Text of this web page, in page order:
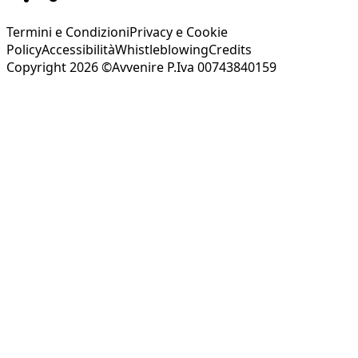
Termini e CondizioniPrivacy e Cookie
PolicyAccessibilitàWhistleblowingCredits
Copyright 2026 ©Avvenire P.Iva 00743840159